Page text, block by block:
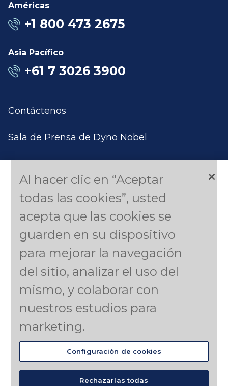
Américas
+1 800 473 2675
Asia Pacífico
+61 7 3026 3900
Contáctenos
Sala de Prensa de Dyno Nobel
Aplicar Ahora
Productos y Servicios
Estudios de Casos
Americas (English)
Asia Pacific (English)
Canada (French)
Latin America (Spanish)
© DynoNobel 2024
Al hacer clic en “Aceptar
todas las cookies”, usted
acepta que las cookies se
guarden en su dispositivo
para mejorar la navegación
del sitio, analizar el uso del
mismo, y colaborar con
nuestros estudios para
marketing.
Configuración de cookies
Rechazarlas todas